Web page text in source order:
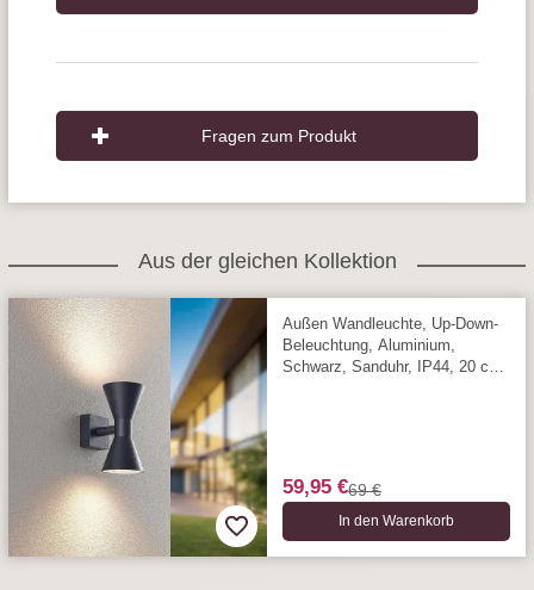
Fragen zum Produkt
Aus der gleichen Kollektion
Außen Wandleuchte, Up-Down-
Beleuchtung, Aluminium,
Schwarz, Sanduhr, IP44, 20 cm
59,95 €69 €
In den Warenkorb